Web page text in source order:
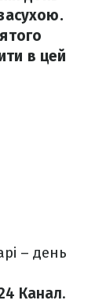
в цей
– день
Канал.